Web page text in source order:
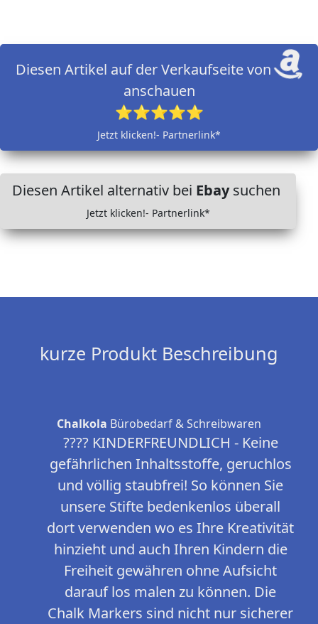
Diesen Artikel auf der Verkaufseite von
anschauen
⭐⭐⭐⭐⭐
Jetzt klicken!- Partnerlink*
Diesen Artikel alternativ bei Ebaysuchen
Jetzt klicken!- Partnerlink*
kurze Produkt Beschreibung
Chalkola Bürobedarf & Schreibwaren
???? KINDERFREUNDLICH - Keine
gefährlichen Inhaltsstoffe, geruchlos
und völlig staubfrei! So können Sie
unsere Stifte bedenkenlos überall
dort verwenden wo es Ihre Kreativität
hinzieht und auch Ihren Kindern die
Freiheit gewähren ohne Aufsicht
darauf los malen zu können. Die
Chalk Markers sind nicht nur sicherer